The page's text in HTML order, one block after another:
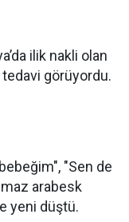
ilik nakli olan
görüyordu.
"Sen de
arabesk
yeni düştü.